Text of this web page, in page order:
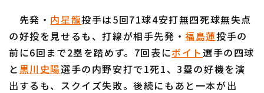
千葉ロッテマリーンズ
オリックス・バファローズ
福岡ソフトバンクホークス
設定
先発・ 内星龍投手は5回71球4安打無四死球無失点
の好投を見せるも、打線が相手先発・福島蓮投手の
前に6回まで2塁を踏めず。7回表にボイト選手の四球
と黒川史陽選手の内野安打で1死1、3塁の好機を演
出するも、スクイズ失敗。後続にもあと一本が出